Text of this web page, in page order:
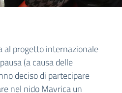
al progetto internazionale
(a causa delle
deciso di partecipare
nel nido Mavrica un